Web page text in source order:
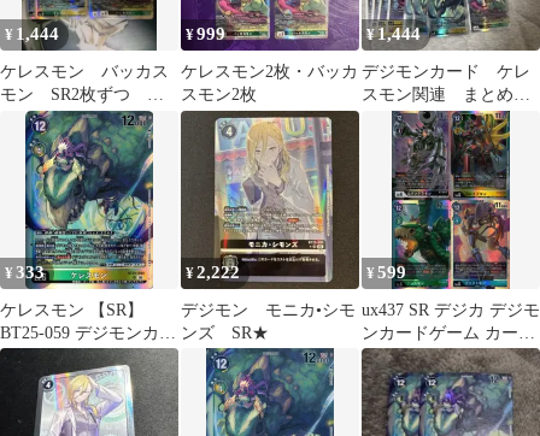
¥ 1,444
ケレスモン バッカス
モン SR2枚ずつ 計4
枚セット
¥999
ケレスモン2枚・バッカ
スモン2枚
¥1,444
デジモンカード ケレ
スモン関連 まとめ売
り⑤
¥333
ケレスモン 【SR】
BT25-059 デジモンカー
ドゲーム DUAL
REVOLUTION
¥2,222
デジモン モニカ•シモ
ンズ SR★
¥599
ux437 SR デジカ デジモ
ンカードゲーム カード
まとめ Lv.6 究極体 ム
ゲンドラモン スレイプ
モン ケレスモン ドゥフ
トモン 4枚 BT2-066